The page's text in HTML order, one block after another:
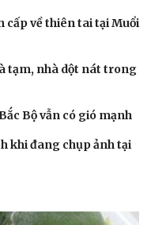
cấp về thiên tai tại Muổi
tạm, nhà dột nát trong
Bộ vẫn có gió mạnh
khi đang chụp ảnh tại